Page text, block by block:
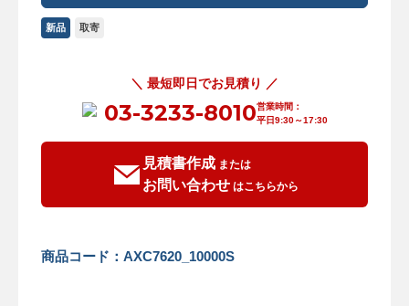
新品 取寄
＼ 最短即日でお見積り ／
03-3233-8010営業時間：
平日9:30～17:30
見積書作成または
お問い合わせはこちらから
商品コード：AXC7620_10000S